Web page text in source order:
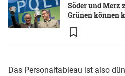
Söder und Merz
Grünen können
Das Personaltableau ist also